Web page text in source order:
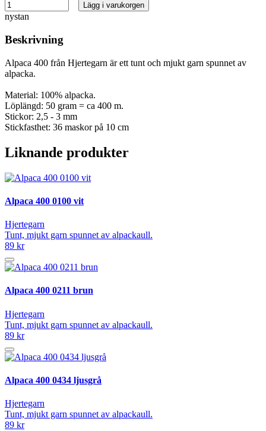
nystan
Lägg i varukorgen
Beskrivning
Alpaca 400 från Hjertegarn är ett tunt och mjukt garn spunnet av
alpacka.
Material: 100% alpacka.
Löplängd: 50 gram = ca 400 m.
Stickor: 2,5 - 3 mm
Stickfasthet: 36 maskor på 10 cm
Liknande produkter
Alpaca 400 0100 vit
Hjertegarn
Tunt, mjukt garn spunnet av alpackaull.
89 kr
Alpaca 400 0211 brun
Hjertegarn
Tunt, mjukt garn spunnet av alpackaull.
89 kr
Alpaca 400 0434 ljusgrå
Hjertegarn
Tunt, mjukt garn spunnet av alpackaull.
89 kr